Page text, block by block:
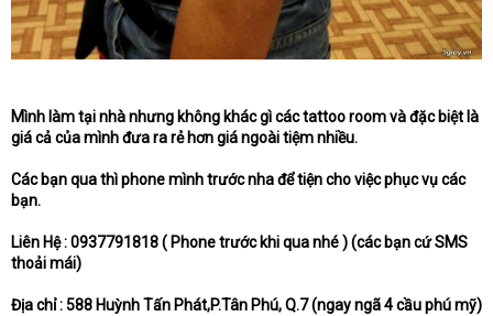
Mình làm tại nhà nhưng không khác gì các tattoo room và đặc biệt là
giá cả của mình đưa ra rẻ hơn giá ngoài tiệm nhiều.
Các bạn qua thì phone mình trước nha để tiện cho việc phục vụ các
bạn.
Liên Hệ : 0937791818 ( Phone trước khi qua nhé ) (các bạn cứ SMS
thoải mái)
Địa chỉ : 588 Huỳnh Tấn Phát,P.Tân Phú, Q.7 (ngay ngã 4 cầu phú mỹ)